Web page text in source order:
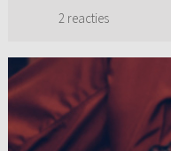
samen te won...
2 reacties